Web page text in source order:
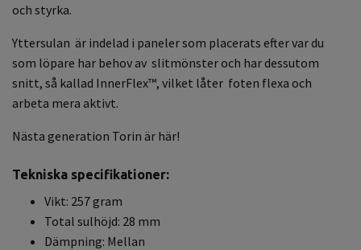
och styrka.
Yttersulan är indelad i paneler som placerats efter var du
som löpare har behov av slitmönster och har dessutom
snitt, så kallad InnerFlex™, vilket låter foten flexa och
arbeta mera aktivt.
Nästa generation Torin är här!
Tekniska specifikationer:
Vikt: 257 gram
Total sulhöjd: 28 mm
Dämpning: Mellan